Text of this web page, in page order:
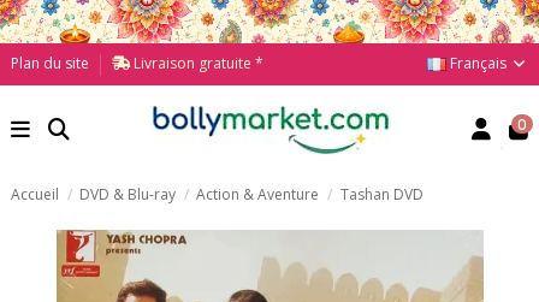
Plan du site Livraison gratuite * Français
0
Accueil DVD & Blu-ray Action & Aventure Tashan DVD